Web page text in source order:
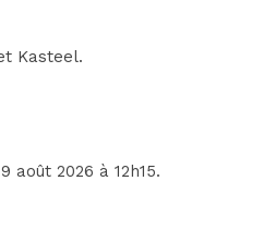
Kasteel.
août 2026 à 12h15.